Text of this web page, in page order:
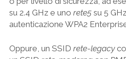
su 2.4 GHz e uno rete5su 5
autenticazione WPA2
Oppure, un SSID rete-legacy